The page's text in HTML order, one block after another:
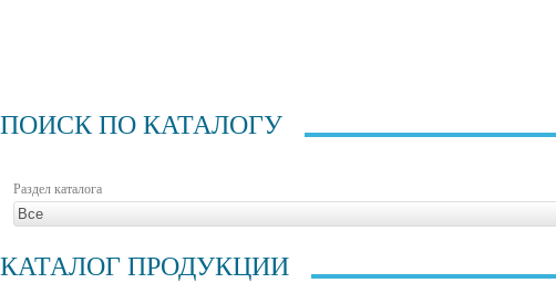
ПОИСК ПО КАТАЛОГУ
Раздел каталога
КАТАЛОГ ПРОДУКЦИИ